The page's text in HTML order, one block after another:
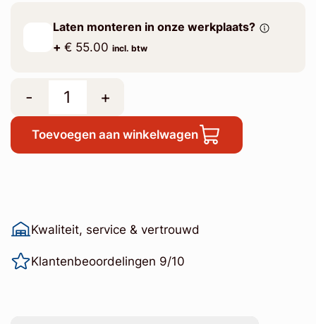
Laten monteren in onze werkplaats?
+ € 55.00 incl. btw
- +
Toevoegen aan winkelwagen
Kwaliteit, service & vertrouwd
Klantenbeoordelingen 9/10